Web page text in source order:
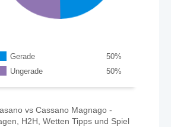
Gerade %
50
Ungerade
%
50
vs Cassano Magnago -
H2H, Wetten Tipps und Spiel